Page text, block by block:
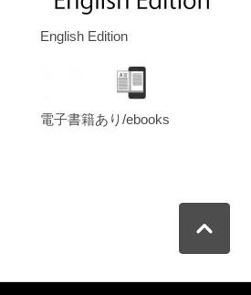
English Edition
電子書籍あり/ebooks